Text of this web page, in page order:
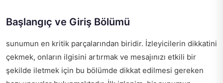
Başlangıç ve Giriş Bölümü
sunumun en kritik parçalarından biridir. İzleyicilerin dikkatini
çekmek, onların ilgisini artırmak ve mesajınızı etkili bir
şekilde iletmek için bu bölümde dikkat edilmesi gereken